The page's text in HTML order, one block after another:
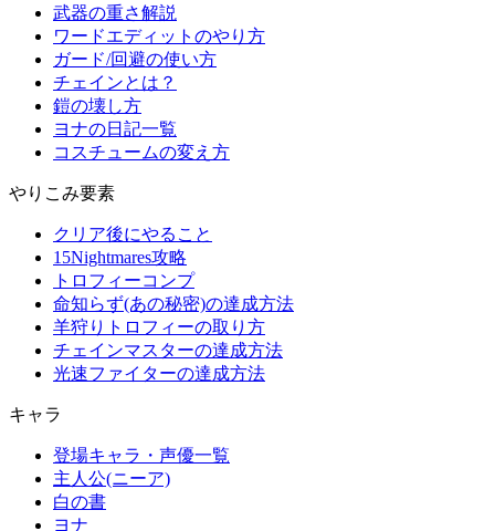
武器の重さ解説
ワードエディットのやり方
ガード/回避の使い方
チェインとは？
鎧の壊し方
ヨナの日記一覧
コスチュームの変え方
やりこみ要素
クリア後にやること
15Nightmares攻略
トロフィーコンプ
命知らず(あの秘密)の達成方法
羊狩りトロフィーの取り方
チェインマスターの達成方法
光速ファイターの達成方法
キャラ
登場キャラ・声優一覧
主人公(ニーア)
白の書
ヨナ